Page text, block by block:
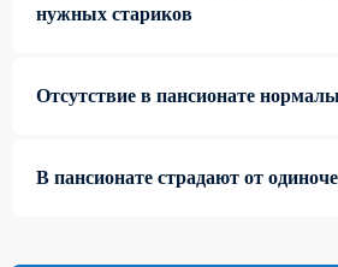
нужных стариков
Отсутствие в пансионате
В пансионате страдают от